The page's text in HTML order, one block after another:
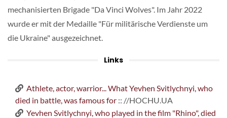
mechanisierten Brigade "Da Vinci Wolves". Im Jahr 2022
wurde er mit der Medaille "Für militärische Verdienste um
die Ukraine" ausgezeichnet.
Links
Athlete, actor, warrior... What Yevhen Svitlychnyi, who
died in battle, was famous for :: //HOCHU.UA
Yevhen Svitlychnyi, who played in the film "Rhino", died